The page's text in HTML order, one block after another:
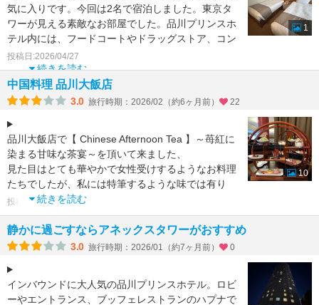
気に入りです。今回は2名で宿泊しました。東京タ
ワーが見える素敵なお部屋でした。品川プリンスホ
テル内には、フードコートやドラッグストア、コン
ビニなど何でも揃
続きを読む
投稿日:2026/04/27
1
中国料理 品川大飯店
3.0 旅行時期：2026/02（約6ヶ月前） 22
品川大飯店で【 Chinese Afternoon Tea 】～苺紅に
染まる甘味な茶宴～を頂いて来ました、
見た目はとても華やかで女性受けするようなお料理
たちでしたが、私には特筆するような味では有り
続きを読む
投稿日:2026/02/26
10
静かに過ごすならアネックスタワーがおすすめ
3.0 旅行時期：2026/01（約7ヶ月前） 0
インバウンドに大人気の品川プリンスホテル。ロビ
ーやエントランス、ブッフェレストランのハプナで